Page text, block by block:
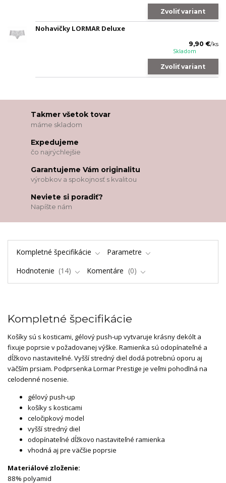
Zvoliť variant
Nohavičky LORMAR Deluxe
9,90 €/ks
Skladom
Zvoliť variant
Takmer všetok tovar
máme skladom
Expedujeme
čo najrýchlejšie
Garantujeme Vám originalitu
výrobkov a spokojnosť s kvalitou
Neviete si poradiť?
Napíšte nám
Kompletné špecifikácie
Parametre
Hodnotenie
14 Komentáre 0
Kompletné špecifikácie
Košíky sú s kosticami, gélový push-up vytvaruje krásny dekólt a
fixuje poprsie v požadovanej výške. Ramienka sú odopínateľné a
dĺžkovo nastaviteľné. Vyšší stredný diel dodá potrebnú oporu aj
väčším prsiam. Podprsenka Lormar Prestige je veľmi pohodlná na
celodenné nosenie.
gélový push-up
košíky s kosticami
celočipkový model
vyšší stredný diel
odopínateľné dĺžkovo nastaviteľné ramienka
vhodná aj pre väčšie poprsie
Materiálové zloženie:
88% polyamid